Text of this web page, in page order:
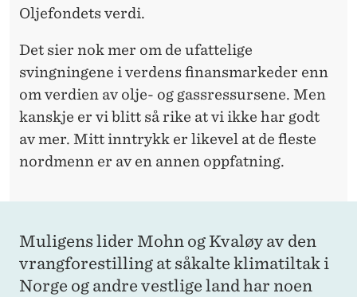
Oljefondets verdi.
Det sier nok mer om de ufattelige
svingningene i verdens finansmarkeder enn
om verdien av olje- og gassressursene. Men
kanskje er vi blitt så rike at vi ikke har godt
av mer. Mitt inntrykk er likevel at de fleste
nordmenn er av en annen oppfatning.
Muligens lider Mohn og Kvaløy av den
vrangforestilling at såkalte klimatiltak i
Norge og andre vestlige land har noen